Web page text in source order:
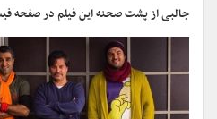
جالبی از پشت صحنه این فیلم در صفحه